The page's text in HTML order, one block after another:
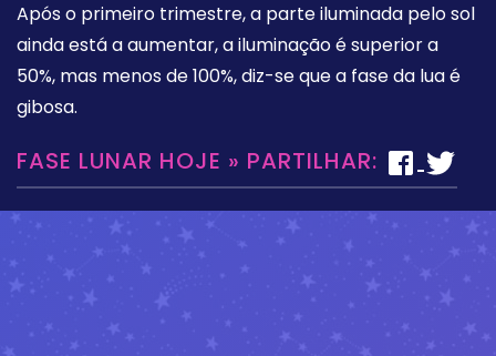
Após o primeiro trimestre, a parte iluminada pelo sol
ainda está a aumentar, a iluminação é superior a
50%, mas menos de 100%, diz-se que a fase da lua é
gibosa.
FASE LUNAR HOJE » PARTILHAR: